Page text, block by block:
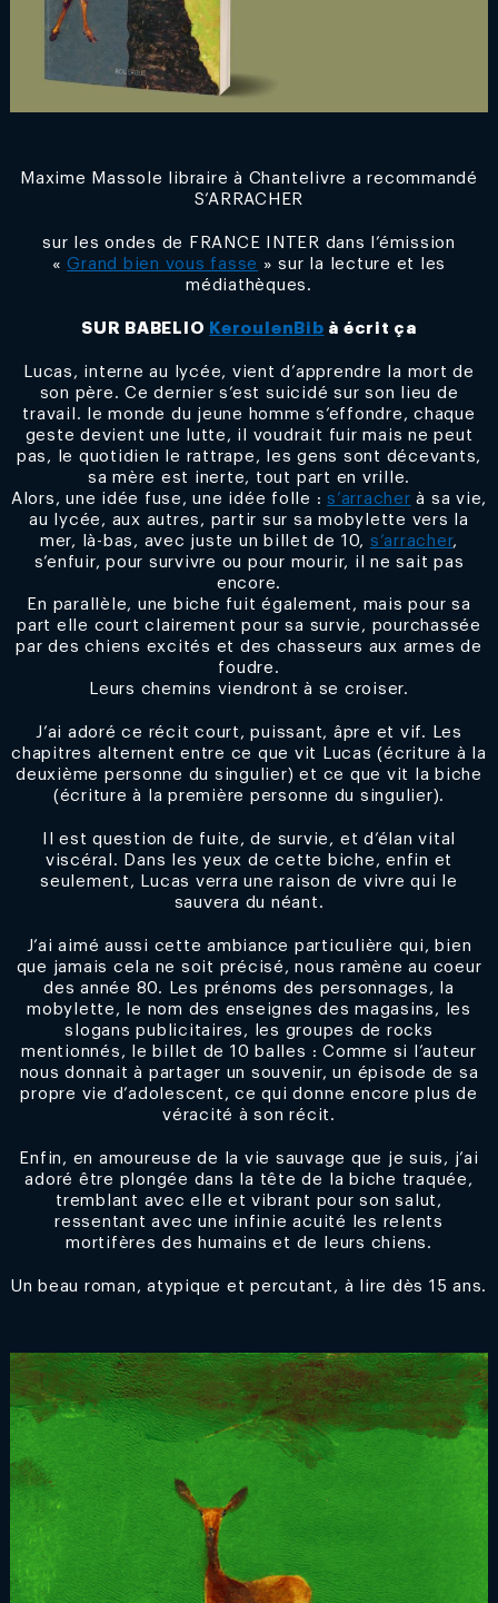
Maxime Massole libraire à Chantelivre a recommandé
S’ARRACHER
sur les ondes de FRANCE INTER dans l’émission
«Grand bien vous fasse » sur la lecture et les
médiathèques.
SUR BABELIO KeroulenBib à écrit ça
Lucas, interne au lycée, vient d’apprendre la mort de
son père. Ce dernier s’est suicidé sur son lieu de
travail. le monde du jeune homme s’effondre, chaque
geste devient une lutte, il voudrait fuir mais ne peut
pas, le quotidien le rattrape, les gens sont décevants,
sa mère est inerte, tout part en vrille.
Alors, une idée fuse, une idée folle : s’arracher à sa vie,
au lycée, aux autres, partir sur sa mobylette vers la
mer, là-bas, avec juste un billet de 10, s’arracher,
s’enfuir, pour survivre ou pour mourir, il ne sait pas
encore.
En parallèle, une biche fuit également, mais pour sa
part elle court clairement pour sa survie, pourchassée
par des chiens excités et des chasseurs aux armes de
foudre.
Leurs chemins viendront à se croiser.
J’ai adoré ce récit court, puissant, âpre et vif. Les
chapitres alternent entre ce que vit Lucas (écriture à la
deuxième personne du singulier) et ce que vit la biche
(écriture à la première personne du singulier).
Il est question de fuite, de survie, et d’élan vital
viscéral. Dans les yeux de cette biche, enfin et
seulement, Lucas verra une raison de vivre qui le
sauvera du néant.
J’ai aimé aussi cette ambiance particulière qui, bien
que jamais cela ne soit précisé, nous ramène au coeur
des année 80. Les prénoms des personnages, la
mobylette, le nom des enseignes des magasins, les
slogans publicitaires, les groupes de rocks
mentionnés, le billet de 10 balles : Comme si l’auteur
nous donnait à partager un souvenir, un épisode de sa
propre vie d’adolescent, ce qui donne encore plus de
véracité à son récit.
Enfin, en amoureuse de la vie sauvage que je suis, j’ai
adoré être plongée dans la tête de la biche traquée,
tremblant avec elle et vibrant pour son salut,
ressentant avec une infinie acuité les relents
mortifères des humains et de leurs chiens.
Un beau roman, atypique et percutant, à lire dès 15 ans.